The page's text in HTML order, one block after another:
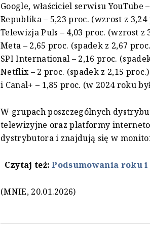
Google, właściciel serwisu YouTube
Republika – 5,23 proc. (wzrost z 3,24
Telewizja Puls – 4,03 proc. (wzrost z
Meta – 2,65 proc. (spadek z 2,67
SPI International – 2,16 proc.
Netflix – 2 proc. (spadek z 2,15 proc.)
i Canal+ – 1,85 proc. (w 2024 roku
W grupach poszczególnych
telewizyjne oraz platformy
dystrybutora i znajdują się w
Czytaj też:Podsumowania roku
(MNIE, 20.01.2026)